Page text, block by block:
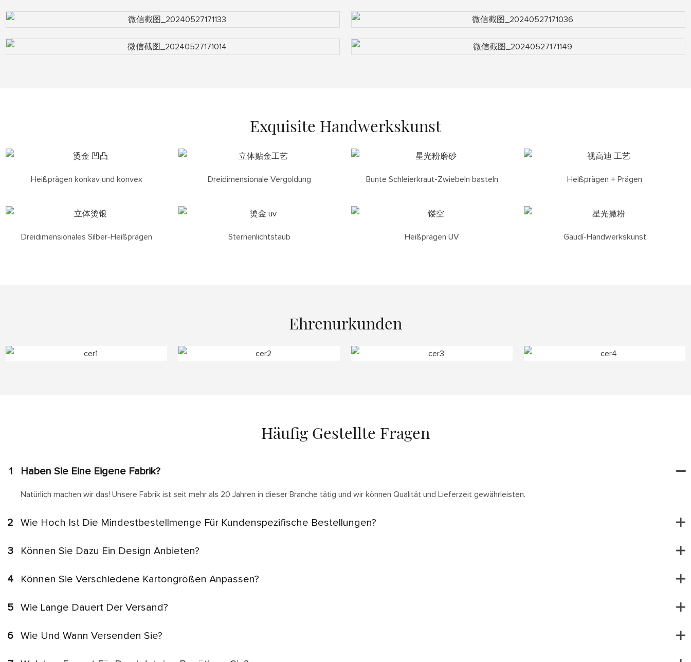
Exquisite Handwerkskunst
Heißprägen konkav und konvex Dreidimensionale Vergoldung Bunte Schleierkraut-Zwiebeln basteln Heißprägen + Prägen
Dreidimensionales Silber-Heißprägen Sternenlichtstaub Heißprägen UV Gaudí-Handwerkskunst
Ehrenurkunden
Häufig Gestellte Fragen
1 Haben Sie Eine Eigene Fabrik?
Natürlich machen wir das! Unsere Fabrik ist seit mehr als 20 Jahren in dieser Branche tätig und wir können Qualität und Lieferzeit gewährleisten.
2 Wie Hoch Ist Die Mindestbestellmenge Für Kundenspezifische Bestellungen?
3 Können Sie Dazu Ein Design Anbieten?
4 Können Sie Verschiedene Kartongrößen Anpassen?
5 Wie Lange Dauert Der Versand?
6 Wie Und Wann Versenden Sie?